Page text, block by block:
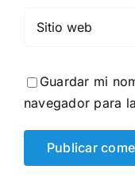
Guardar mi
navegador para